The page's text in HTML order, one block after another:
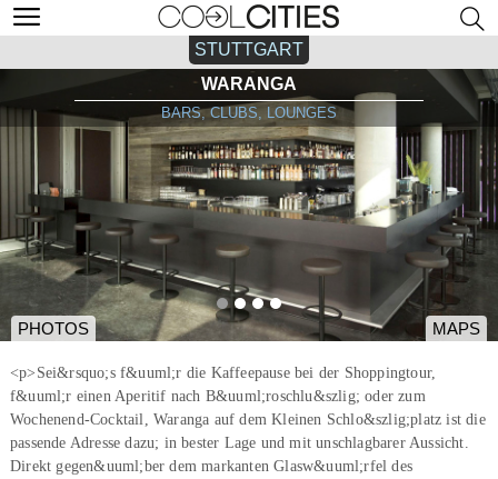
STUTTGART
WARANGA
BARS, CLUBS, LOUNGES
PHOTOS MAPS
<p>Sei&rsquo;s f&uuml;r die Kaffeepause bei der Shoppingtour,
f&uuml;r einen Aperitif nach B&uuml;roschlu&szlig; oder zum
Wochenend-Cocktail, Waranga auf dem Kleinen Schlo&szlig;platz ist die
passende Adresse dazu; in bester Lage und mit unschlagbarer Aussicht.
Direkt gegen&uuml;ber dem markanten Glasw&uuml;rfel des